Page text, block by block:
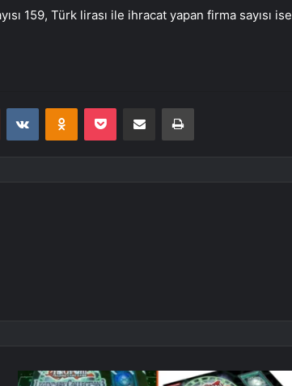
159, Türk lirası ile ihracat yapan firma sayısı ise
Reddit VKontakteOdnoklassniki
Pocket E-Posta ile paylaş Yazdır